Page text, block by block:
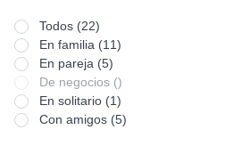
Todos (22)
En familia (11)
En pareja (5)
De negocios ()
En solitario (1)
Con amigos (5)